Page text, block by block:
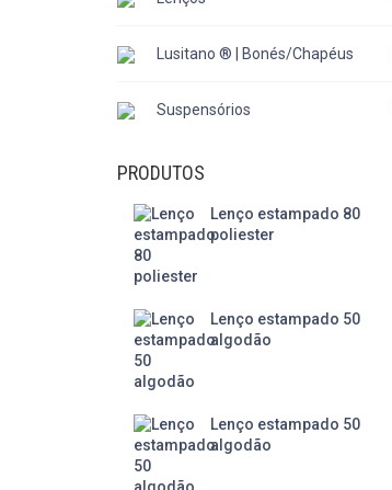
Lusitano ® | Bonés/Chapéus
Suspensórios
PRODUTOS
Lenço estampado 80
poliester
Lenço estampado 50
algodão
Lenço estampado 50
algodão